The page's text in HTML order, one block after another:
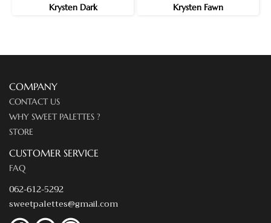
Krysten Dark Krysten Fawn
COMPANY
CONTACT US
WHY SWEET PALETTES ?
STORE
CUSTOMER SERVICE
FAQ
062-612-5292
sweetpalettes@gmail.com